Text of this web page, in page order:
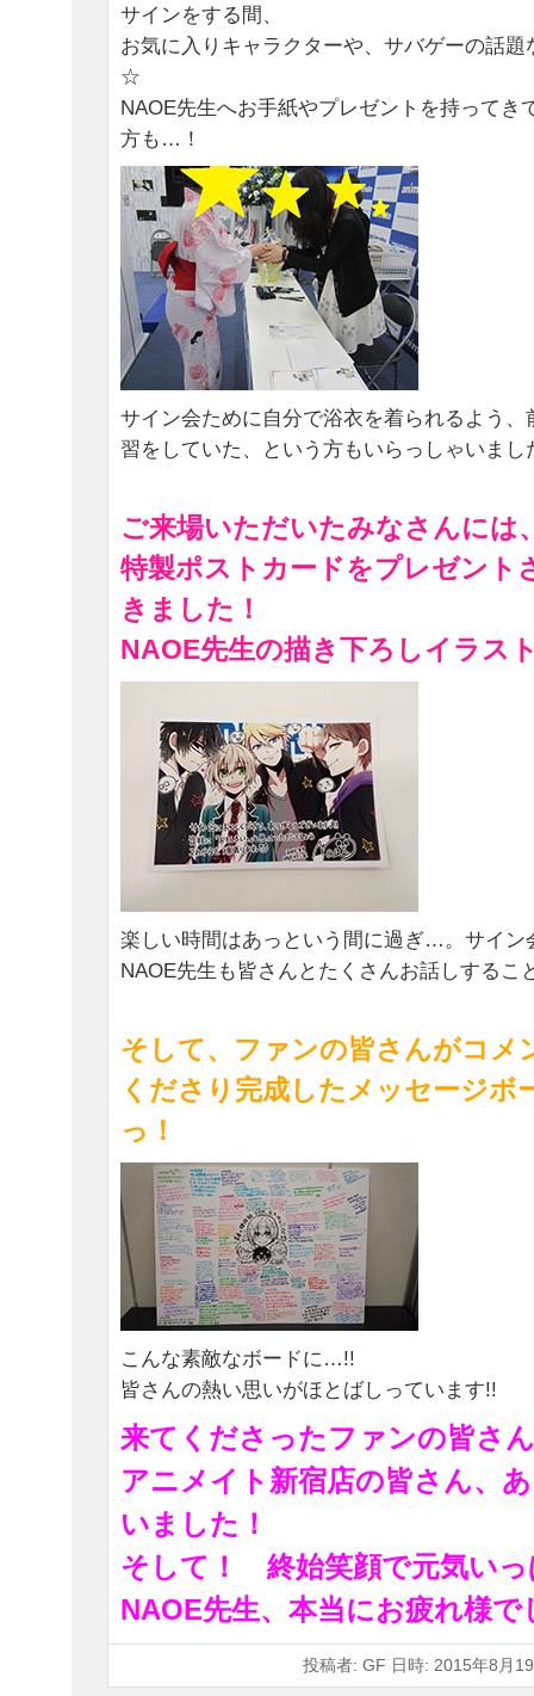
サインをする間、
お気に入りキャラクターや、サバゲーの話
☆
NAOE先生へお手紙やプレゼントを持ってき
方も…！
サイン会ために自分で浴衣を着られるよう、
習をしていた、という方もいらっしゃいまし
ご来場いただいたみなさんには
特製ポストカードをプレゼント
きました！
NAOE先生の描き下ろしイラス
楽しい時間はあっという間に過ぎ…。サイ
NAOE先生も皆さんとたくさんお話しするこ
そして、ファンの皆さんがコメ
くださり完成したメッセージボ
っ！
こんな素敵なボードに…!!
皆さんの熱い思いがほとばしっています!!
来てくださったファンの皆さ
アニメイト新宿店の皆さん、
いました！
そして！ 終始笑顔で元気い
NAOE先生、本当にお疲れ様で
投稿者: GF 日時: 2015年8月